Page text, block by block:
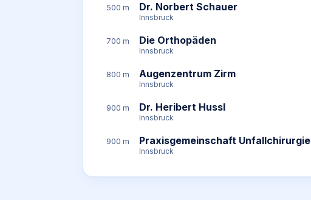
500 m Dr. Norbert Schauer
Innsbruck
700 m Die Orthopäden
Innsbruck
800 m Augenzentrum Zirm
Innsbruck
900 m Dr. Heribert Hussl
Innsbruck
900 m Praxisgemeinschaft Unfallchirurgie
Innsbruck